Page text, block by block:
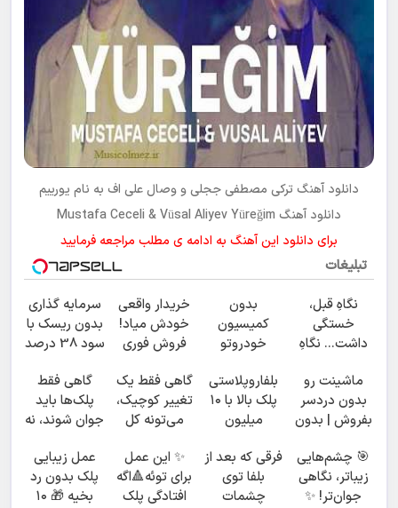
دانلود آهنگ ترکی مصطفی ججلی و وصال علی اف به نام یورییم
دانلود آهنگ Mustafa Ceceli & Vüsal Aliyev Yüreğim
برای دانلود این آهنگ به ادامه ی مطلب مراجعه فرمایید
تبلیغات
نگاهِ قبل،
خستگی
داشت... نگاهِ
🌸 بلفا با 25%
تخفیف
بدون
کمیسیون
خودروتو
خریدار واقعی
خودش میاد!
فروش فوری
همراه مکانیک
سرمایه گذاری
بدون ریسک با
سود 38 درصد
ماشینت رو
بدون دردسر
بفروش | بدون
بلفاروپلاستی
پلک بالا با ۱۰
میلیون
۲۵ میلیون ✅
گاهی فقط یک
تغییر کوچیک،
می‌تونه کل
کنه 💚 تغییر
طبیعی
گاهی فقط
پلک‌ها باید
جوان شوند، نه
نتیجه‌ای
طبیعی
🎯 چشم‌هایی
زیباتر، نگاهی
جوان‌تر! ✨
فرقی که بعد از
بلفا توی
چشمات
✨ این عمل
برای توئه🔺اگه
افتادگی پلک
عمل زیبایی
پلک بدون رد
بخیه 🎁 ۱۰